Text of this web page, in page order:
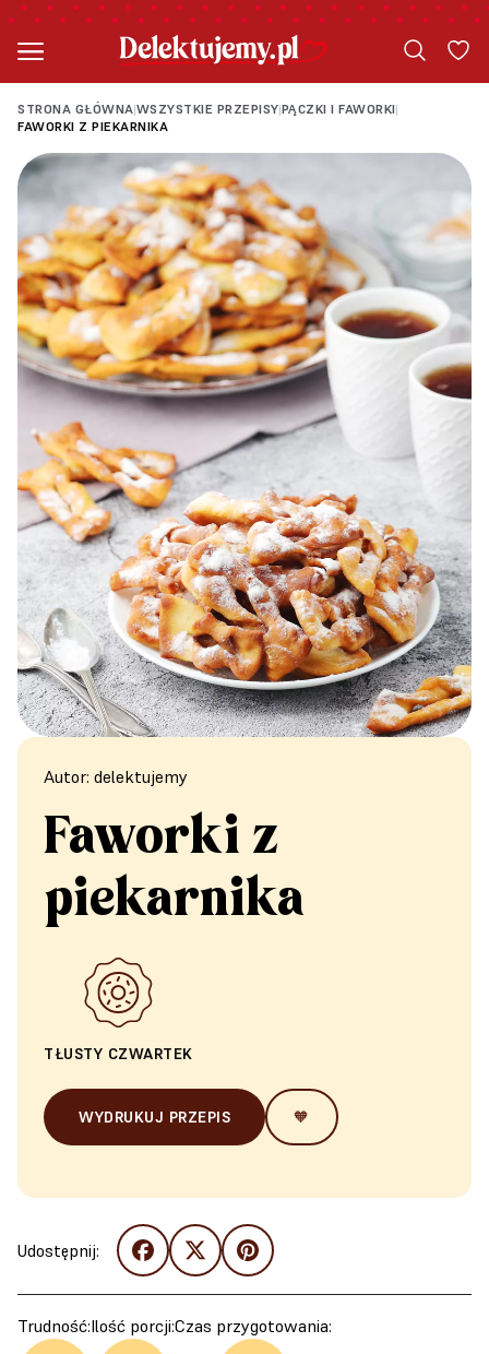
STRONA GŁÓWNA|WSZYSTKIE PRZEPISY|PĄCZKI I FAWORKI|
FAWORKI Z PIEKARNIKA
Autor: delektujemy
Faworki z
piekarnika
TŁUSTY CZWARTEK
WYDRUKUJ PRZEPIS 🧡
Udostępnij:
Trudność:Ilość porcji:Czas przygotowania: